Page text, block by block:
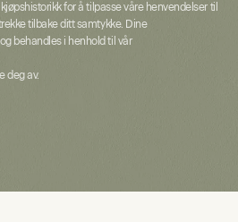
for å tilpasse våre henvendelser til
tilbake ditt samtykke. Dine
behandles i henhold til vår
deg av.